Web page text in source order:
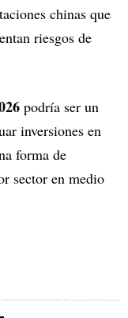
chinas que
riesgos de
podría ser un
inversiones en
forma de
sector en medio